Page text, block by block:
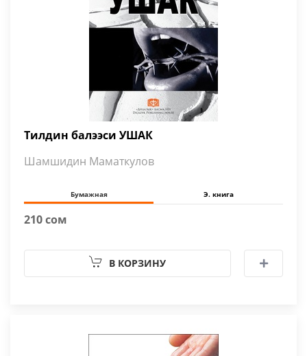
Тилдин балээси УШАК
Шамшидин Маматкулов
Бумажная Э. книга
210 сом
В КОРЗИНУ